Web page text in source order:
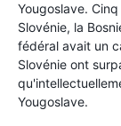
Yougoslave.
Slovénie, la
fédéral avait un
Slovénie ont
Yougoslave.